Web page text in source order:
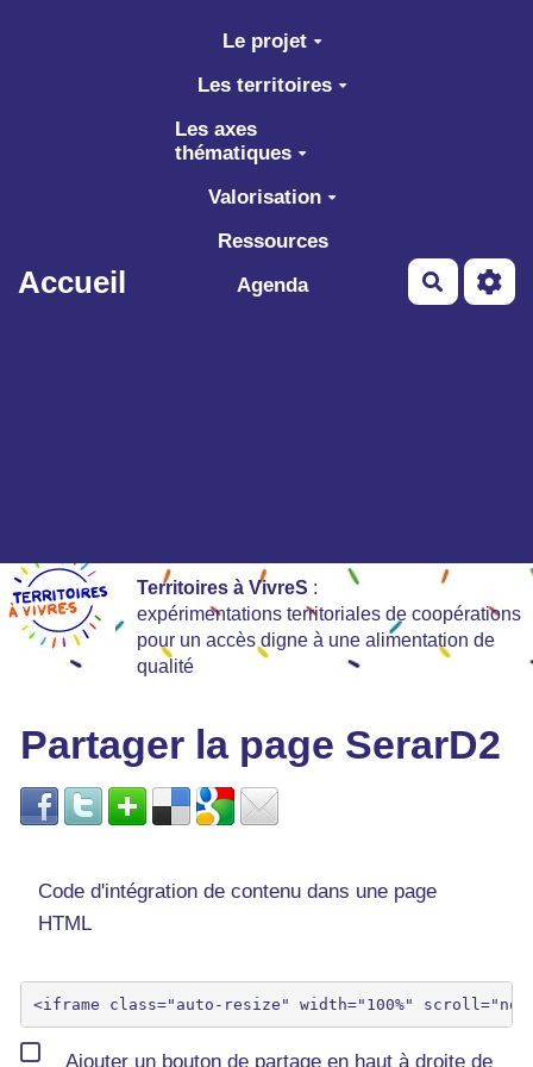
Aller au contenu principal
Accueil
Le projet
Les territoires
Les axes
thématiques
Valorisation
Ressources
Agenda
Territoires à VivreS :
expérimentations territoriales de coopérations
pour un accès digne à une alimentation de
qualité
Partager la page SerarD2
Code d'intégration de contenu dans une page
HTML
Ajouter un bouton de partage en haut à droite de